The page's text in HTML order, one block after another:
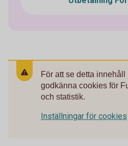
För att se detta
godkänna cookies för
och statistik.
Inställningar för cookies